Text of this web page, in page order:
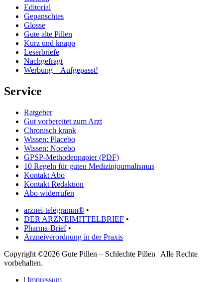
Editorial
Gepanschtes
Glosse
Gute alte Pillen
Kurz und knapp
Leserbriefe
Nachgefragt
Werbung – Aufgepasst!
Service
Ratgeber
Gut vorbereitet zum Arzt
Chronisch krank
Wissen: Placebo
Wissen: Nocebo
GPSP-Methodenpapier (PDF)
10 Regeln für guten Medizinjournalismus
Kontakt Abo
Kontakt Redaktion
Abo widerrufen
arznei-telegramm® •
DER ARZNEIMITTELBRIEF •
Pharma-Brief•
Arzneiverordnung in der Praxis
Copyright ©2026 Gute Pillen – Schlechte Pillen | Alle Rechte
vorbehalten.
| Impressum